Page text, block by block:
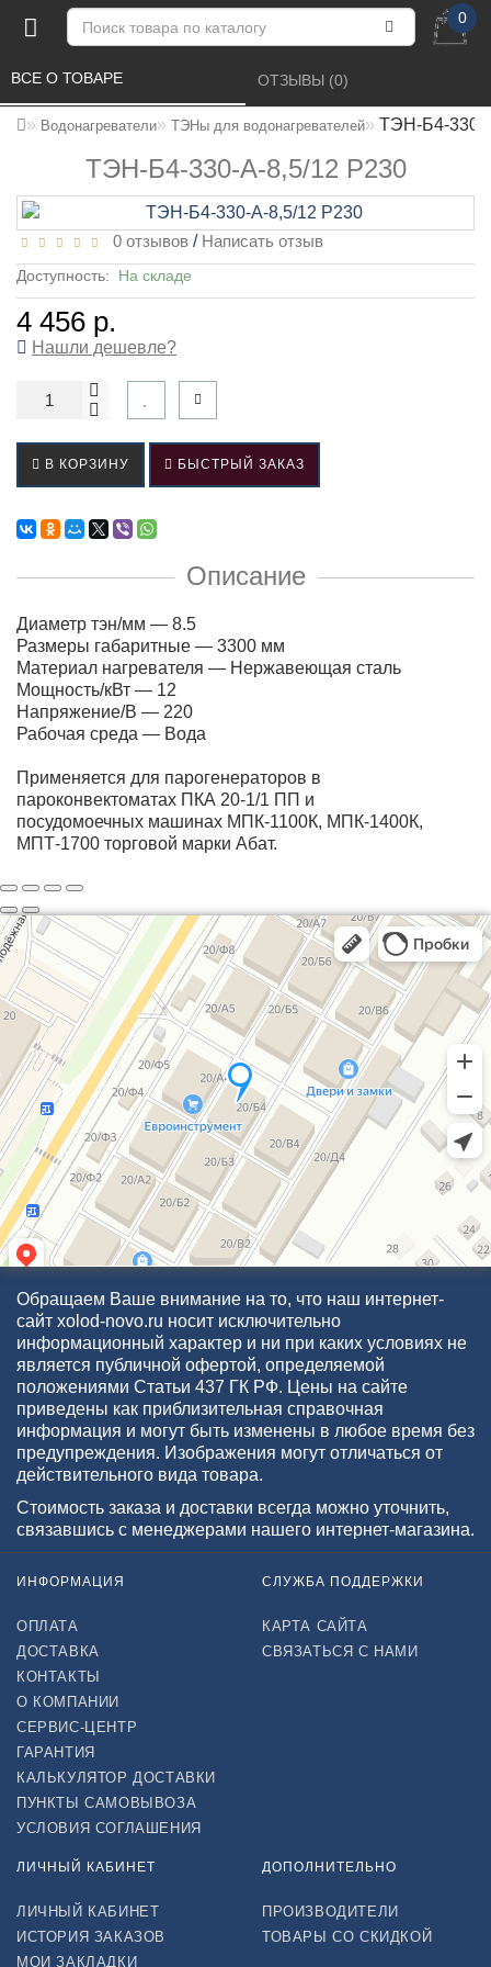
0
Водонагреватели ТЭНы для водонагревателей ТЭН-Б4-330-
ТЭН-Б4-330-А-8,5/12 Р230
ВСЕ О ТОВАРЕ ОТЗЫВЫ (0)
0 отзывов / Написать отзыв
Доступность: На складе
4 456 р.
Нашли дешевле?
В КОРЗИНУ БЫСТРЫЙ ЗАКАЗ
Описание
Диаметр тэн/мм — 8.5
Размеры габаритные — 3300 мм
Материал нагревателя — Нержавеющая сталь
Мощность/кВт — 12
Напряжение/В — 220
Рабочая среда — Вода
Применяется для парогенераторов в
пароконвектоматах ПКА 20-1/1 ПП и
посудомоечных машинах МПК-1100К, МПК-1400К,
МПТ-1700 торговой марки Абат.
Обращаем Ваше внимание на то, что наш интернет-
сайт xolod-novo.ru носит исключительно
информационный характер и ни при каких условиях не
является публичной офертой, определяемой
положениями Статьи 437 ГК РФ. Цены на сайте
приведены как приблизительная справочная
информация и могут быть изменены в любое время без
предупреждения. Изображения могут отличаться от
действительного вида товара.
Стоимость заказа и доставки всегда можно уточнить,
связавшись с менеджерами нашего интернет-магазина.
ИНФОРМАЦИЯ
ОПЛАТА
ДОСТАВКА
КОНТАКТЫ
О КОМПАНИИ
СЕРВИС-ЦЕНТР
ГАРАНТИЯ
КАЛЬКУЛЯТОР ДОСТАВКИ
ПУНКТЫ САМОВЫВОЗА
УСЛОВИЯ СОГЛАШЕНИЯ
СЛУЖБА ПОДДЕРЖКИ
КАРТА САЙТА
СВЯЗАТЬСЯ С НАМИ
ЛИЧНЫЙ КАБИНЕТ
ЛИЧНЫЙ КАБИНЕТ
ИСТОРИЯ ЗАКАЗОВ
МОИ ЗАКЛАДКИ
ДОПОЛНИТЕЛЬНО
ПРОИЗВОДИТЕЛИ
ТОВАРЫ СО СКИДКОЙ